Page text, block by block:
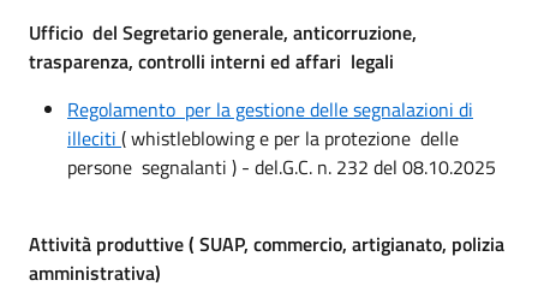
Ufficio del Segretario generale, anticorruzione,
trasparenza, controlli interni ed affari legali
Regolamento per la gestione delle segnalazioni di
illeciti ( whistleblowing e per la protezione delle
persone segnalanti ) - del.G.C. n. 232 del 08.10.2025
Attività produttive ( SUAP, commercio, artigianato, polizia
amministrativa)